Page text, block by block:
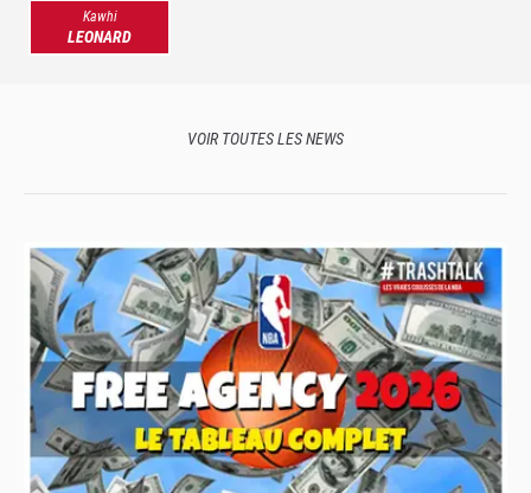
Kawhi
LEONARD
VOIR TOUTES LES NEWS